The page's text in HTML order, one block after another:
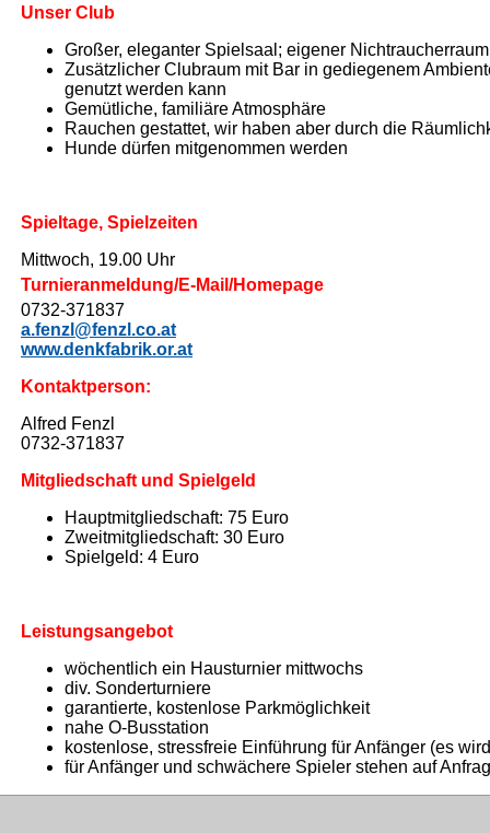
Unser Club
Großer, eleganter Spielsaal; eigener Nichtraucherraum
Zusätzlicher Clubraum mit Bar in gediegenem
genutzt werden kann
Gemütliche, familiäre Atmosphäre
Rauchen gestattet, wir haben aber durch die
Hunde dürfen mitgenommen werden
Spieltage, Spielzeiten
Mittwoch, 19.00 Uhr
Turnieranmeldung/E-Mail/Homepage
0732-371837
a.fenzl@fenzl.co.at
www.denkfabrik.or.at
Kontaktperson:
Alfred Fenzl
0732-371837
Mitgliedschaft und Spielgeld
Hauptmitgliedschaft: 75 Euro
Zweitmitgliedschaft: 30 Euro
Spielgeld: 4 Euro
Leistungsangebot
wöchentlich ein Hausturnier mittwochs
div. Sonderturniere
garantierte, kostenlose Parkmöglichkeit
nahe O-Busstation
kostenlose, stressfreie Einführung für Anfänger (es
für Anfänger und schwächere Spieler stehen auf